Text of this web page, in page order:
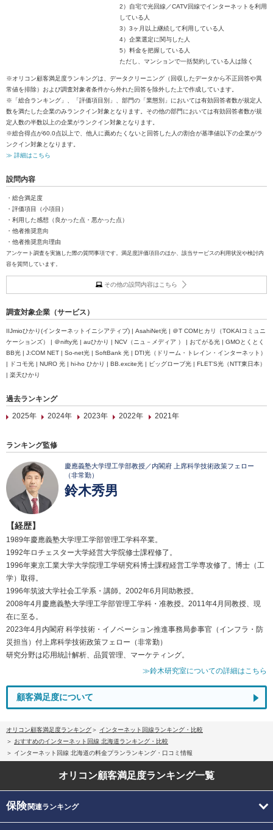
2）自宅で光回線／CATV回線でインターネットを利用
している人
3）3ヶ月以上継続して利用している人
4）企業選定に関与した人
5）料金を把握している人
ただし、マンションで一括契約している人は除く
※オリコン顧客満足度ランキングは、データクリーニング（回収したデータから不正回答や異
常値を排除）および調査対象者条件から外れた回答を除外した上で作成しています。
※「総合ランキング」、「評価項目別」、部門の「業態別」においては有効回答者数が規定人
数を満たした企業のみランクイン対象となります。その他の部門においては有効回答者数が規
定人数の半数以上の企業がランクイン対象となります。
※総合得点が60.0点以上で、他人に薦めたくないと回答した人の割合が基準値以下の企業がラ
ンクイン対象となります。
≫ 詳細はこちら
設問内容
・総合満足度
・評価項目（小項目）
・利用した感想（良かった点・悪かった点）
・他者推奨意向
・他者推奨意向理由
アンケート調査を実施した際の質問事項です。満足度評価項目のほか、該当サービスの利用状況や検討内
容を質問しています。
その他の設問内容はこちら
調査対象企業（サービス）
IIJmioひかり(インターネットイニシアティブ) | AsahiNet光 | ＠T COMヒカリ（TOKAIコミュニ
ケーションズ） | ＠nifty光 | auひかり | NCV（ニュ－メディア ） | おてがる光 | GMOとくとく
BB光 | J:COM NET | So-net光 | SoftBank 光 | DTI光（ドリーム・トレイン・インターネット）
| ドコモ光 | NURO 光 | hi-ho ひかり | BB.excite光 | ビッグローブ光 | FLET’S光（NTT東日本）
| 楽天ひかり
過去ランキング
2025年
2024年 2023年 2022年 2021年
ランキング監修
慶應義塾大学理工学部教授／内閣府 上席科学技術政策フェロー
（非常勤）
鈴木秀男
【経歴】
1989年慶應義塾大学理工学部管理工学科卒業。
1992年ロチェスター大学経営大学院修士課程修了。
1996年東京工業大学大学院理工学研究科博士課程経営工学専攻修了。博士（工
学）取得。
1996年筑波大学社会工学系・講師。2002年6月同助教授。
2008年4月慶應義塾大学理工学部管理工学科・准教授。2011年4月同教授、現
在に至る。
2023年4月内閣府 科学技術・イノベーション推進事務局参事官（インフラ・防
災担当）付上席科学技術政策フェロー（非常勤）
研究分野は応用統計解析、品質管理、マーケティング。
≫鈴木研究室についての詳細はこちら
顧客満足度について
オリコン顧客満足度ランキング
インターネット回線ランキング・比較
おすすめのインターネット回線 北海道ランキング・比較
インターネット回線 北海道の料金プランランキング・口コミ情報
オリコン顧客満足度ランキング一覧
保険関連ランキング